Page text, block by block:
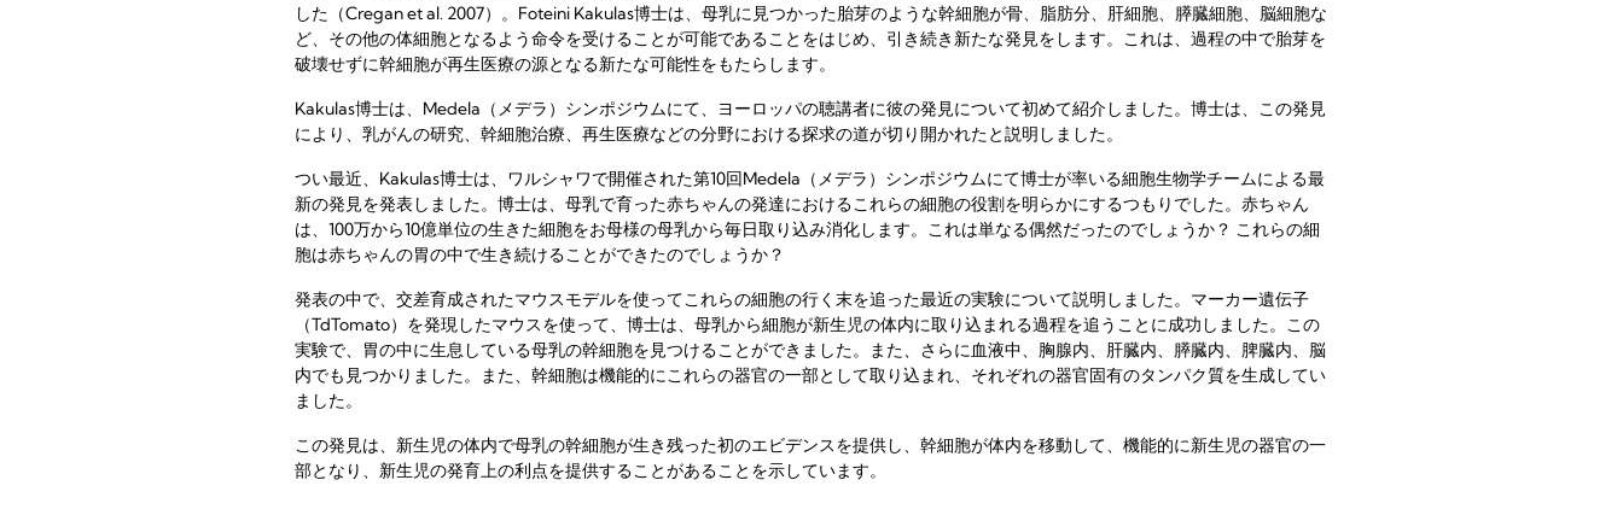
した（Cregan et al. 2007）。Foteini Kakulas博士は、母乳に見つかった胎芽のような幹細胞が骨、脂肪分、肝細胞、膵臓細胞、脳細胞な
ど、その他の体細胞となるよう命令を受けることが可能であることをはじめ、引き続き新たな発見をします。これは、過程の中で胎芽を
破壊せずに幹細胞が再生医療の源となる新たな可能性をもたらします。
Kakulas博士は、Medela（メデラ）シンポジウムにて、ヨーロッパの聴講者に彼の発見について初めて紹介しました。博士は、この発見
により、乳がんの研究、幹細胞治療、再生医療などの分野における探求の道が切り開かれたと説明しました。
つい最近、Kakulas博士は、ワルシャワで開催された第10回Medela（メデラ）シンポジウムにて博士が率いる細胞生物学チームによる最
新の発見を発表しました。博士は、母乳で育った赤ちゃんの発達におけるこれらの細胞の役割を明らかにするつもりでした。赤ちゃん
は、100万から10億単位の生きた細胞をお母様の母乳から毎日取り込み消化します。これは単なる偶然だったのでしょうか？ これらの細
胞は赤ちゃんの胃の中で生き続けることができたのでしょうか？
発表の中で、交差育成されたマウスモデルを使ってこれらの細胞の行く末を追った最近の実験について説明しました。マーカー遺伝子
（TdTomato）を発現したマウスを使って、博士は、母乳から細胞が新生児の体内に取り込まれる過程を追うことに成功しました。この
実験で、胃の中に生息している母乳の幹細胞を見つけることができました。また、さらに血液中、胸腺内、肝臓内、膵臓内、脾臓内、脳
内でも見つかりました。また、幹細胞は機能的にこれらの器官の一部として取り込まれ、それぞれの器官固有のタンパク質を生成してい
ました。
この発見は、新生児の体内で母乳の幹細胞が生き残った初のエビデンスを提供し、幹細胞が体内を移動して、機能的に新生児の器官の一
部となり、新生児の発育上の利点を提供することがあることを示しています。